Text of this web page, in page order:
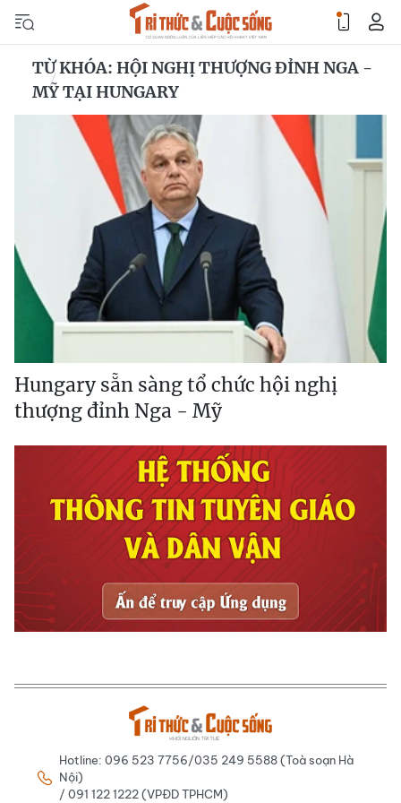
TỪ KHÓA: HỘI NGHỊ THƯỢNG ĐỈNH NGA -
MỸ TẠI HUNGARY
Hungary sẵn sàng tổ chức hội nghị
thượng đỉnh Nga - Mỹ
Hotline: 096 523 7756/035 249 5588 (Toà soạn Hà
Nội)
/ 091 122 1222 (VPĐD TPHCM)